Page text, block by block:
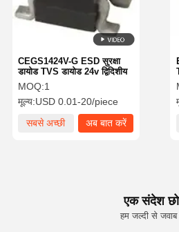
उत्पाद
गुणवत्ता नियंत्रण हमसे संपर्क करें
CEGS1424V-G ESD सुरक्षा
डायोड TVS डायोड 24v द्विदिशीय
MOQ:1
मूल्य:USD 0.01-20/piece
सबसे अच्छी
अब बात करें
एक संदेश
हम जल्दी से